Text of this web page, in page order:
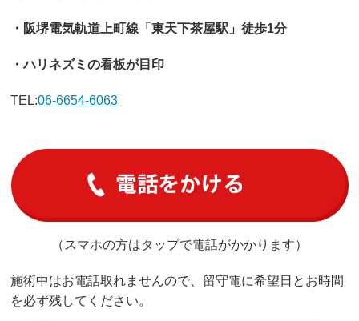
・阪堺電気軌道上町線「東天下茶屋駅」徒歩1分
・ハリネズミの看板が目印
TEL:06-6654-6063
（スマホの方はタップで電話がかかります）
施術中はお電話取れませんので、留守電に希望日とお時間
を必ず残してください。